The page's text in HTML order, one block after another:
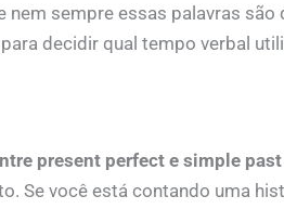
nem sempre essas palavras
decidir qual tempo verbal
present perfect e simple
Se você está contando uma